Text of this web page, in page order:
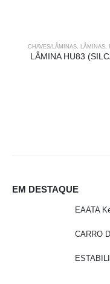
CHAVES/LÂMINAS LÂMINAS
LÂMINA HU83
EM DESTAQUE
EAATA
CARRO